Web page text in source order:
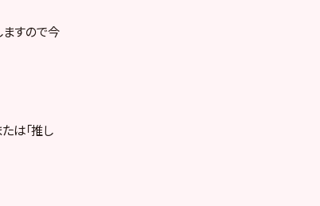
ますので今
は「推し